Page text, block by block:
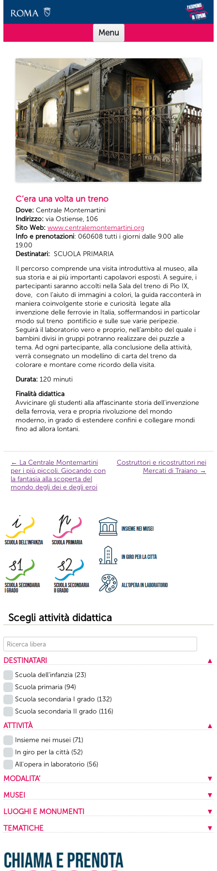
Scuole Musei in Comune Roma
Offerta didattica per le scuole dei Musei in Comune Roma
Menu
Vai al contenuto
C’era una volta un treno
Dove: Centrale Montemartini
Indirizzo: via Ostiense, 106
Sito Web:www.centralemontemartini.org
Info e prenotazioni: 060608 tutti i giorni dalle 9.00 alle
19.00
Destinatari: SCUOLA PRIMARIA
Il percorso comprende una visita introduttiva al museo, alla
sua storia e ai più importanti capolavori esposti. A seguire, i
partecipanti saranno accolti nella Sala del treno di Pio IX,
dove, con l’aiuto di immagini a colori, la guida racconterà in
maniera coinvolgente storie e curiosità legate alla
invenzione delle ferrovie in Italia, soffermandosi in particolar
modo sul treno pontificio e sulle sue varie peripezie.
Seguirà il laboratorio vero e proprio, nell’ambito del quale i
bambini divisi in gruppi potranno realizzare dei puzzle a
tema. Ad ogni partecipante, alla conclusione della attività,
verrà consegnato un modellino di carta del treno da
colorare e montare come ricordo della visita.
Durata: 120 minuti
Finalità didattica
Avvicinare gli studenti alla affascinante storia dell’invenzione
della ferrovia, vera e propria rivoluzione del mondo
moderno, in grado di estendere confini e collegare mondi
fino ad allora lontani.
Navigazione
articolo
← La Centrale Montemartini
per i più piccoli. Giocando con
la fantasia alla scoperta del
mondo degli dei e degli eroi
Costruttori e ricostruttori nei
Mercati di Traiano →
Scegli attività didattica
DESTINATARI ▲
Scuola dell’infanzia (23)
Scuola primaria (94)
Scuola secondaria I grado (132)
Scuola secondaria II grado (116)
ATTIVITÀ ▲
Insieme nei musei (71)
In giro per la città (52)
All'opera in laboratorio (56)
MODALITA’ ▼
In presenza
Mista(1)
MUSEI ▼
Musei Capitolini(13)
Mercati di Traiano(10)
Museo di Scultura Antica Giovanni Barracco
LUOGHI E MONUMENTI ▼
Appia antica
Area archeologica dei Fori Imperiali
Casina del Cardinal Bessarione
(1)
TEMATICHE ▼
Archivi e biblioteche(2)
Architettura e urbanistica(13)